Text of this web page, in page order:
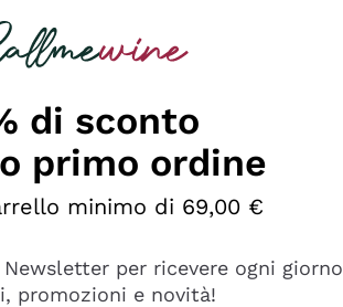
di sconto
primo ordine
minimo di 69,00 €
per ricevere ogni giorno
promozioni e novità!